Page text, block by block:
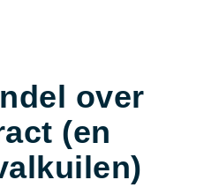
over
(en